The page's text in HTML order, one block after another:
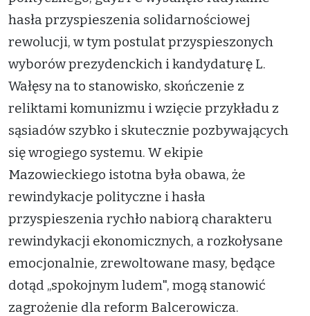
hasła przyspieszenia solidarnościowej
rewolucji, w tym postulat przyspieszonych
wyborów prezydenckich i kandydaturę L.
Wałęsy na to stanowisko, skończenie z
reliktami komunizmu i wzięcie przykładu z
sąsiadów szybko i skutecznie pozbywających
się wrogiego systemu. W ekipie
Mazowieckiego istotna była obawa, że
rewindykacje polityczne i hasła
przyspieszenia rychło nabiorą charakteru
rewindykacji ekonomicznych, a rozkołysane
emocjonalnie, zrewoltowane masy, będące
dotąd „spokojnym ludem", mogą stanowić
zagrożenie dla reform Balcerowicza.